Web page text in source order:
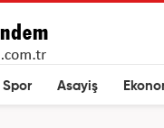
Spor Asayiş